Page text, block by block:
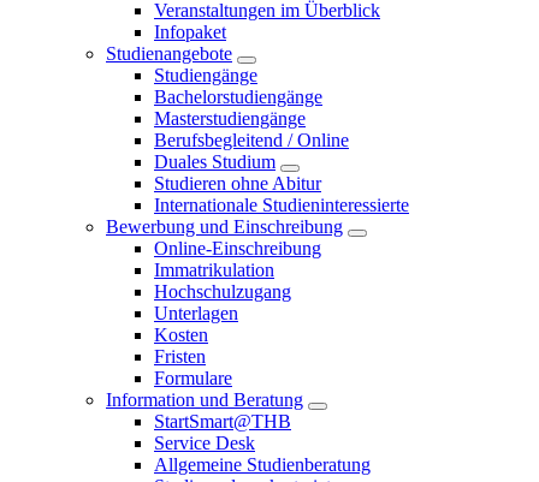
Veranstaltungen im Überblick
Infopaket
Studienangebote
Studiengänge
Bachelorstudiengänge
Masterstudiengänge
Berufsbegleitend / Online
Duales Studium
Studieren ohne Abitur
Internationale Studieninteressierte
Bewerbung und Einschreibung
Online-Einschreibung
Immatrikulation
Hochschulzugang
Unterlagen
Kosten
Fristen
Formulare
Information und Beratung
StartSmart@THB
Service Desk
Allgemeine Studienberatung